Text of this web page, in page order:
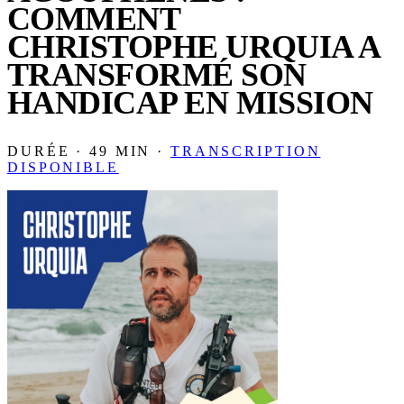
COMMENT
CHRISTOPHE URQUIA A
TRANSFORMÉ SON
HANDICAP EN MISSION
DURÉE · 49 MIN · TRANSCRIPTION
DISPONIBLE